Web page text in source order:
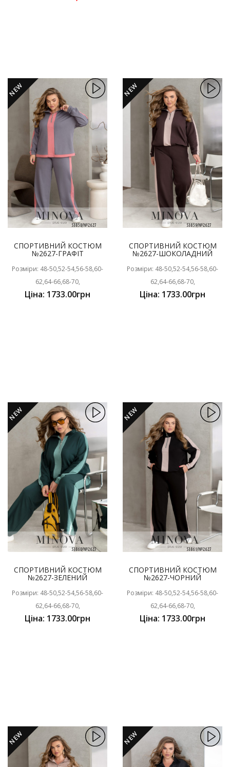
NEW
СПОРТИВНИЙ КОСТЮМ
№2627-ГРАФІТ
Розміри: 48-50,52-54,56-58,60-
62,64-66,68-70,
Ціна: 1733.00грн
NEW
СПОРТИВНИЙ КОСТЮМ
№2627-ШОКОЛАДНИЙ
Розміри: 48-50,52-54,56-58,60-
62,64-66,68-70,
Ціна: 1733.00грн
NEW
СПОРТИВНИЙ КОСТЮМ
№2627-ЗЕЛЕНИЙ
Розміри: 48-50,52-54,56-58,60-
62,64-66,68-70,
Ціна: 1733.00грн
NEW
СПОРТИВНИЙ КОСТЮМ
№2627-ЧОРНИЙ
Розміри: 48-50,52-54,56-58,60-
62,64-66,68-70,
Ціна: 1733.00грн
NEW NEW